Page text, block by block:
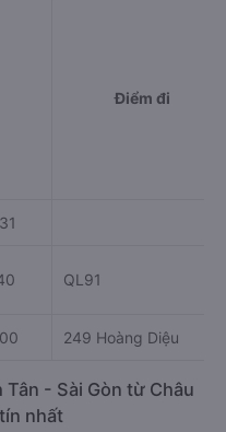
Điểm đi
QL91
249 Hoàng Diệu
- Sài Gòn từ Châu
nhất